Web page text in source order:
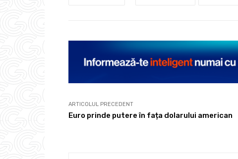
ARTICOLUL PRECEDENT
Euro prinde putere în fața dolarului american